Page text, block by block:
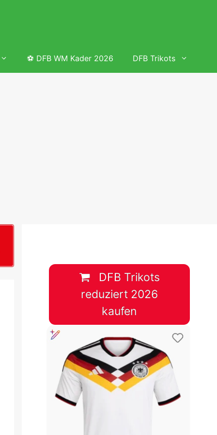
&
&
⚽ DFB WM Kader 2026 DFB Trikots
DFB Trikots
reduziert 2026
kaufen